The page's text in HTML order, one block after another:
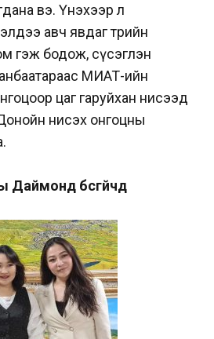
вэ. Үнэхээр л
авч явдаг төрийн
гэж бодож, сүсэглэн
МИАТ-ийн
цаг гаруйхан нисээд
нисэх онгоцны
бүсгүйчүүд